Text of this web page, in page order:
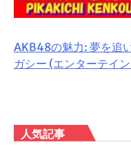
AKB48の魅力: 夢を追
ガシー (エンターテイ
人気記事